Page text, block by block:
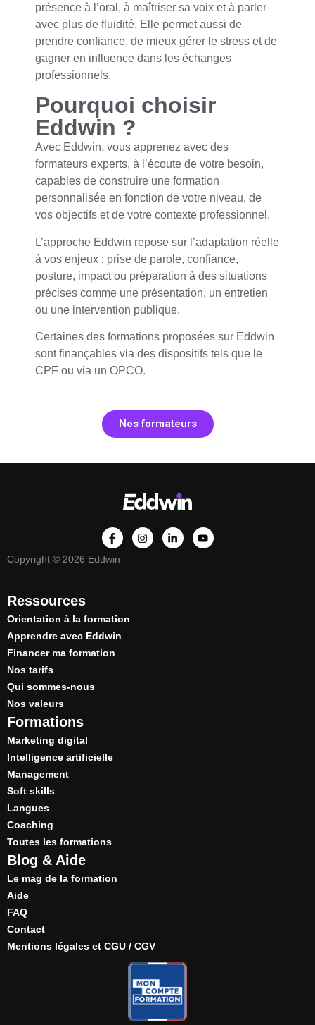
présence à l’oral, à maîtriser sa voix et à parler
avec plus de fluidité. Elle permet aussi de
prendre confiance, de mieux gérer le stress et de
gagner en influence dans les échanges
professionnels.
Pourquoi choisir
Eddwin ?
Avec Eddwin, vous apprenez avec des
formateurs experts, à l’écoute de votre besoin,
capables de construire une formation
personnalisée en fonction de votre niveau, de
vos objectifs et de votre contexte professionnel.
L’approche Eddwin repose sur l’adaptation réelle
à vos enjeux : prise de parole, confiance,
posture, impact ou préparation à des situations
précises comme une présentation, un entretien
ou une intervention publique.
Certaines des formations proposées sur Eddwin
sont finançables via des dispositifs tels que le
CPF ou via un OPCO.
Nos formateurs
Copyright © 2026 Eddwin
Ressources
Orientation à la formation
Apprendre avec Eddwin
Financer ma formation
Nos tarifs
Qui sommes-nous
Nos valeurs
Formations
Marketing digital
Intelligence artificielle
Management
Soft skills
Langues
Coaching
Toutes les formations
Blog & Aide
Le mag de la formation
Aide
FAQ
Contact
Mentions légales et CGU / CGV